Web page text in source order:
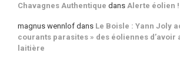
Chavagnes Authentique dans Alerte éolien !
magnus wennlof dans Le Boisle : Yann Joly
courants parasites » des éoliennes d’avoir
laitière